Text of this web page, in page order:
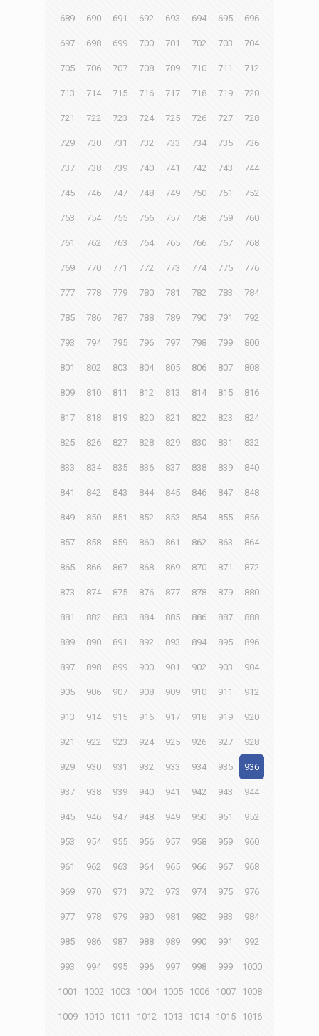
689 690 691 692 693 694 695 696
697 698 699 700 701 702 703 704
705 706 707 708 709 710 711 712
713 714 715 716 717 718 719 720
721 722 723 724 725 726 727 728
729 730 731 732 733 734 735 736
737 738 739 740 741 742 743 744
745 746 747 748 749 750 751 752
753 754 755 756 757 758 759 760
761 762 763 764 765 766 767 768
769 770 771 772 773 774 775 776
777 778 779 780 781 782 783 784
785 786 787 788 789 790 791 792
793 794 795 796 797 798 799 800
801 802 803 804 805 806 807 808
809 810 811 812 813 814 815 816
817 818 819 820 821 822 823 824
825 826 827 828 829 830 831 832
833 834 835 836 837 838 839 840
841 842 843 844 845 846 847 848
849 850 851 852 853 854 855 856
857 858 859 860 861 862 863 864
865 866 867 868 869 870 871 872
873 874 875 876 877 878 879 880
881 882 883 884 885 886 887 888
889 890 891 892 893 894 895 896
897 898 899 900 901 902 903 904
905 906 907 908 909 910 911 912
913 914 915 916 917 918 919 920
921 922 923 924 925 926 927 928
929 930 931 932 933 934 935 936
937 938 939 940 941 942 943 944
945 946 947 948 949 950 951 952
953 954 955 956 957 958 959 960
961 962 963 964 965 966 967 968
969 970 971 972 973 974 975 976
977 978 979 980 981 982 983 984
985 986 987 988 989 990 991 992
993 994 995 996 997 998 999 1000
1001 1002 1003 1004 1005 1006 1007 1008
1009 1010 1011 1012 1013 1014 1015 1016